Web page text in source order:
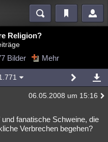
Videos
Mystery Kriminalfälle
Technologie Ufologie
Religion?
Bilder Mehr
06.05.2008 um 15:16
fanatische Schweine, die
Verbrechen begehen?